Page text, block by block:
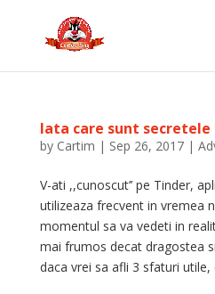
Iata care sunt
by Cartim | Sep 26, 2017|
V-ati ,,cunoscut’’ pe Tinder,
utilizeaza frecvent in vremea
momentul sa va vedeti in
mai frumos decat dragostea
daca vrei sa afli 3 sfaturi utile,